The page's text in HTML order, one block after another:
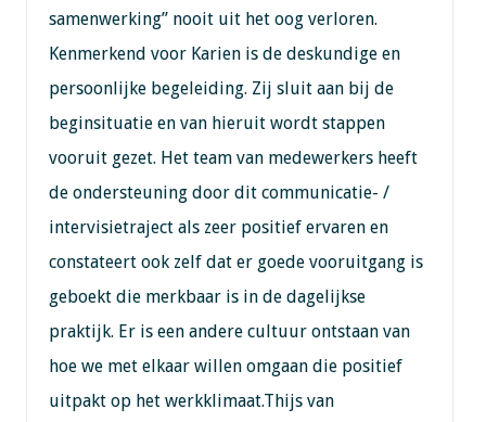
samenwerking” nooit uit het oog verloren.
Kenmerkend voor Karien is de deskundige en
persoonlijke begeleiding. Zij sluit aan bij de
beginsituatie en van hieruit wordt stappen
vooruit gezet. Het team van medewerkers heeft
de ondersteuning door dit communicatie- /
intervisietraject als zeer positief ervaren en
constateert ook zelf dat er goede vooruitgang is
geboekt die merkbaar is in de dagelijkse
praktijk. Er is een andere cultuur ontstaan van
hoe we met elkaar willen omgaan die positief
uitpakt op het werkklimaat.Thijs van